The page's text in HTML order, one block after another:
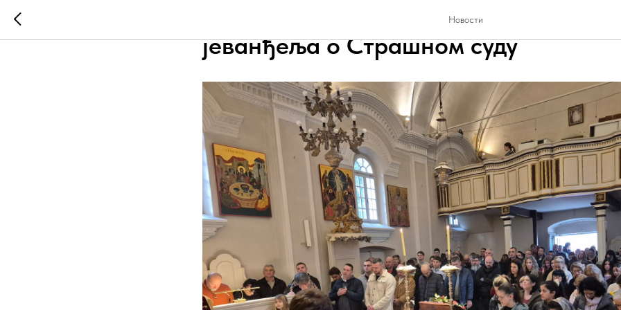
Новости
Празник Сретење Господње и
јеванђеља о Страшном суду